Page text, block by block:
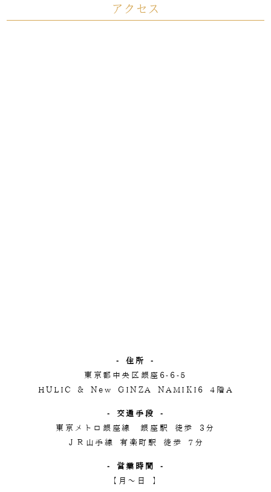
- 住所 -
東京都中央区銀座6-6-5
HULIC & New GINZA NAMIKI6 4階A
- 交通手段 -
東京メトロ銀座線 銀座駅 徒歩 3分
ＪＲ山手線 有楽町駅 徒歩 7分
- 営業時間 -
【月～日 】